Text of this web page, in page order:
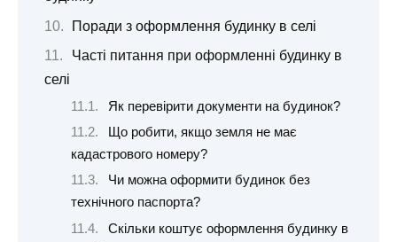
Поради з оформлення будинку в селі
Часті питання при оформленні будинку в
селі
Як перевірити документи на будинок?
Що робити, якщо земля не має
кадастрового номеру?
Чи можна оформити будинок без
технічного паспорта?
Скільки коштує оформлення будинку в